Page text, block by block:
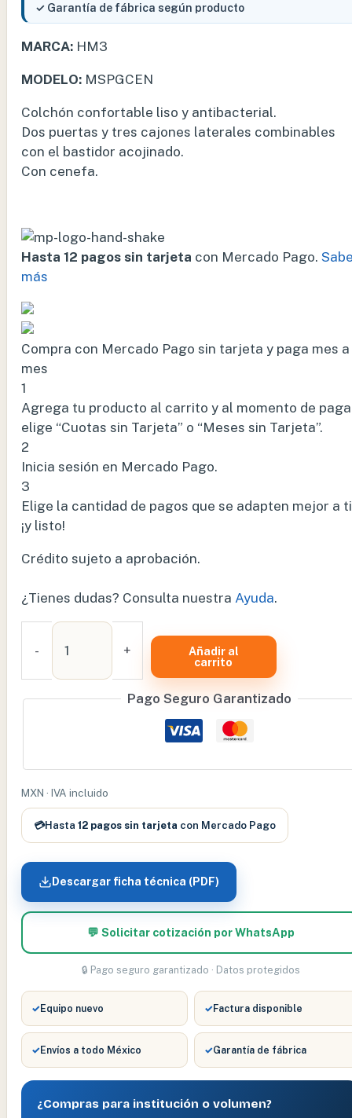
✓ Garantía de fábrica según producto
MARCA: HM3
MODELO: MSPGCEN
Colchón confortable liso y antibacterial.
Dos puertas y tres cajones laterales combinables
con el bastidor acojinado.
Con cenefa.
Hasta 12 pagos sin tarjeta con Mercado Pago.
más
Compra con Mercado Pago sin tarjeta y paga mes a
mes
1
Agrega tu producto al carrito y al momento de
elige “Cuotas sin Tarjeta” o “Meses sin Tarjeta”.
2
Inicia sesión en Mercado Pago.
3
Elige la cantidad de pagos que se adapten mejor a ti
¡y listo!
Crédito sujeto a aprobación.
¿Tienes dudas? Consulta nuestra Ayuda.
-
MESA
PEDIATRICA
CLASE
+
Añadir al
carrito
Pago Seguro Garantizado
MXN · IVA incluido
💳Hasta 12 pagos sin tarjeta con Mercado Pago
Descargar ficha técnica (PDF)
💬 Solicitar cotización por WhatsApp
🔒 Pago seguro garantizado · Datos protegidos
✓Equipo nuevo ✓Factura disponible
✓Envíos a todo México ✓Garantía de fábrica
¿Compras para institución o volumen?